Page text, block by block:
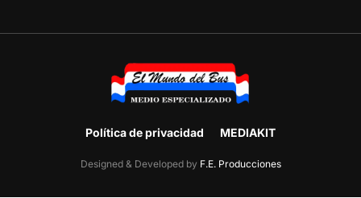
Política de privacidad MEDIAKIT
Designed & Developed by F.E. Producciones